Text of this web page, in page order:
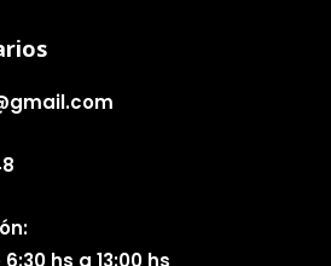
hs a 13:00 hs